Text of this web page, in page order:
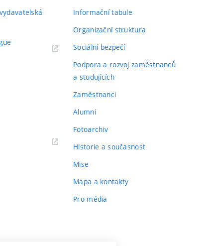
Informační tabule
Organizační struktura
Sociální bezpečí
Podpora a rozvoj zaměstnanců
a studujících
Zaměstnanci
Alumni
Fotoarchiv
Historie a současnost
Mise
Mapa a kontakty
Pro média